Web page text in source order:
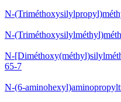
N-
N-
N-
65-7
N-(6-